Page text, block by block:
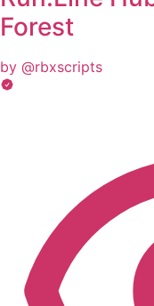
Forest
by @rbxscripts